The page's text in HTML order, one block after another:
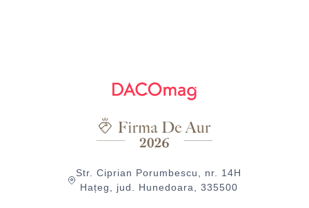
Str. Ciprian Porumbescu, nr. 14H
Hațeg, jud. Hunedoara, 335500